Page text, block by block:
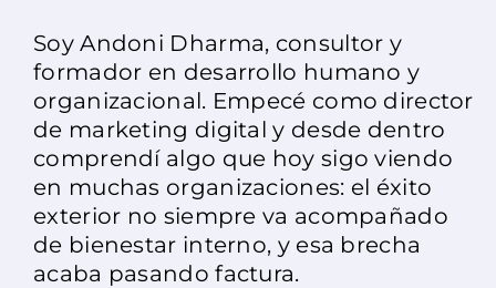
Soy Andoni Dharma, consultor y
formador en desarrollo humano y
organizacional. Empecé como director
de marketing digital y desde dentro
comprendí algo que hoy sigo viendo
en muchas organizaciones: el éxito
exterior no siempre va acompañado
de bienestar interno, y esa brecha
acaba pasando factura.